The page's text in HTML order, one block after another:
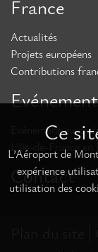
France
Actualités
Projets européens
Contributions
Evénement
L'île-de-France en
Contact
Ce
L’Aéroport de
expérience
utilisation des